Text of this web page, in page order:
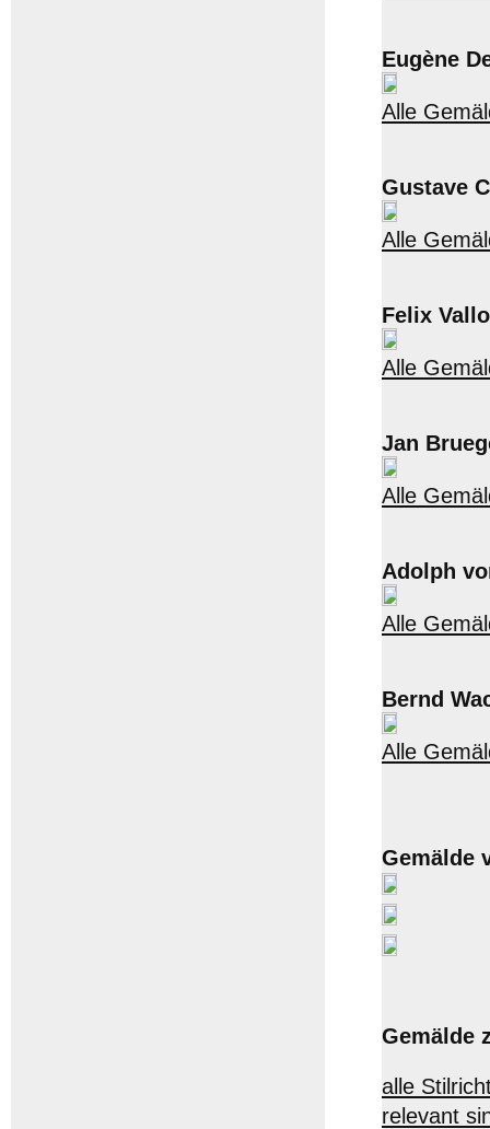
Eugène
Alle
Gustave
Alle
Felix
Alle
Jan
Alle
Adolph
Alle
Bernd
Alle
Gemälde
Gemälde
alle
relevant